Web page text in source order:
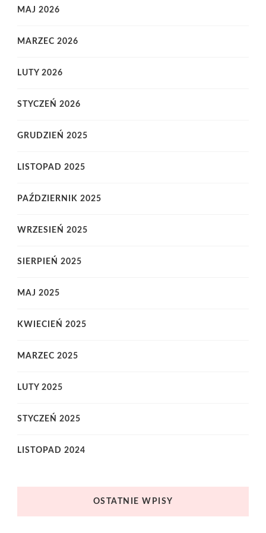
MAJ 2026
MARZEC 2026
LUTY 2026
STYCZEŃ 2026
GRUDZIEŃ 2025
LISTOPAD 2025
PAŹDZIERNIK 2025
WRZESIEŃ 2025
SIERPIEŃ 2025
MAJ 2025
KWIECIEŃ 2025
MARZEC 2025
LUTY 2025
STYCZEŃ 2025
LISTOPAD 2024
OSTATNIE WPISY